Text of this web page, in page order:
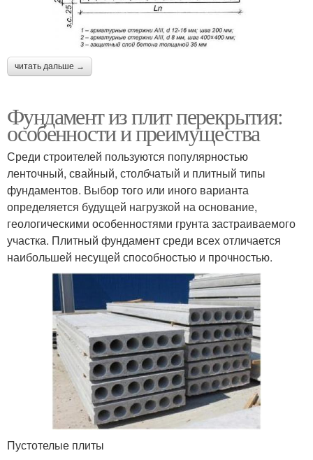
читать дальше →
Фундамент из плит перекрытия:
особенности и преимущества
Среди строителей пользуются популярностью
ленточный, свайный, столбчатый и плитный типы
фундаментов. Выбор того или иного варианта
определяется будущей нагрузкой на основание,
геологическими особенностями грунта застраиваемого
участка. Плитный фундамент среди всех отличается
наибольшей несущей способностью и прочностью.
Пустотелые плиты